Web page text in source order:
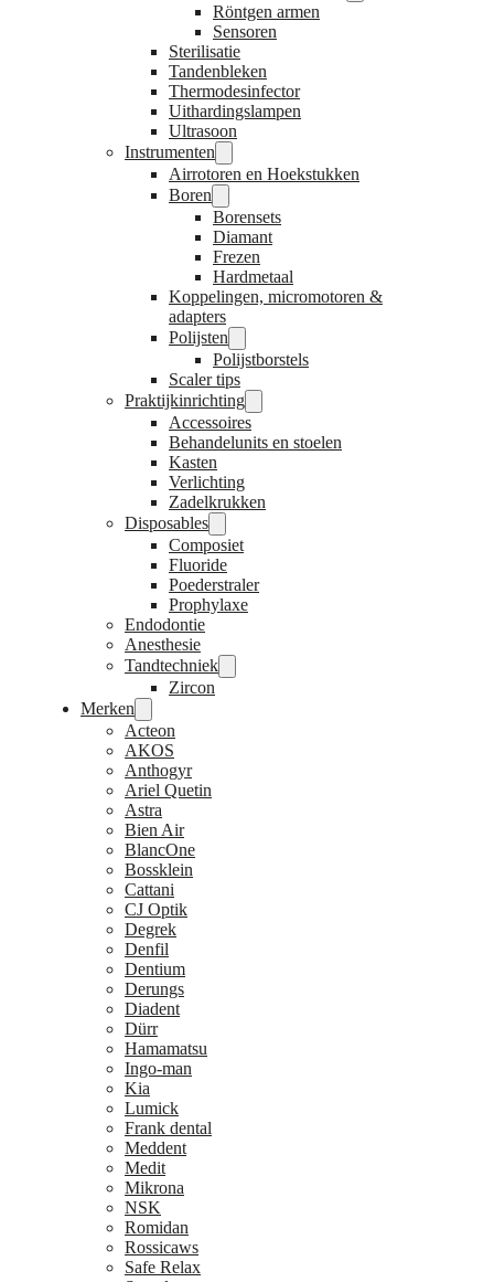
Röntgen armen
Sensoren
Sterilisatie
Tandenbleken
Thermodesinfector
Uithardingslampen
Ultrasoon
Instrumenten
Airrotoren en Hoekstukken
Boren
Borensets
Diamant
Frezen
Hardmetaal
Koppelingen, micromotoren &
adapters
Polijsten
Polijstborstels
Scaler tips
Praktijkinrichting
Accessoires
Behandelunits en stoelen
Kasten
Verlichting
Zadelkrukken
Disposables
Composiet
Fluoride
Poederstraler
Prophylaxe
Endodontie
Anesthesie
Tandtechniek
Zircon
Merken
Acteon
AKOS
Anthogyr
Ariel Quetin
Astra
Bien Air
BlancOne
Bossklein
Cattani
CJ Optik
Degrek
Denfil
Dentium
Derungs
Diadent
Dürr
Hamamatsu
Ingo-man
Kia
Lumick
Frank dental
Meddent
Medit
Mikrona
NSK
Romidan
Rossicaws
Safe Relax